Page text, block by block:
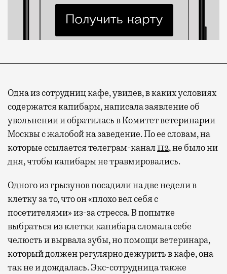
Одна из сотрудниц кафе, увидев, в каких условиях
содержатся капибары, написала заявление об
увольнении и обратилась в Комитет ветеринарии
Москвы с жалобой на заведение. По ее словам, на
которые ссылается телеграм-канал112, не было ни
дня, чтобы капибары не травмировались.
Одного из грызунов посадили на две недели в
клетку за то, что он «плохо вел себя с
посетителями» из-за стресса. В попытке
выбраться из клетки капибара сломала себе
челюсть и вырвала зубы, но помощи ветеринара,
который должен регулярно дежурить в кафе, она
так не и дождалась. Экс-сотрудница также